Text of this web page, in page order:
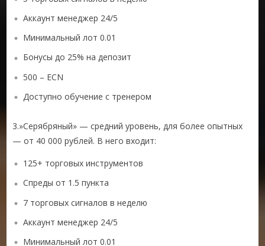
Аккаунт менеджер 24/5
Минимальный лот 0.01
Бонусы до 25% на депозит
500 – ECN
Доступно обучение с тренером
3.»Серябряный» — средний уровень, для более опытных
— от 40 000 рублей. В него входит:
125+ торговых инструментов
Спреды от 1.5 пункта
7 торговых сигналов в неделю
Аккаунт менеджер 24/5
Минимальный лот 0.01